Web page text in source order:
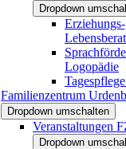
Dropdown
Logopädie
Familienzentrum
Dropdown umschalten
Veranstaltungen
Dropdown